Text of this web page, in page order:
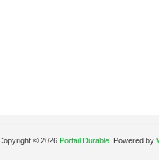
© 2026 Portail Durable. Powered by